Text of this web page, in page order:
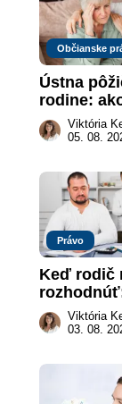
Občianske
Ústna
rodine:
vymôcť
keď na
Viktória
05. 08.
Právo
Keď rodič
vôle
Viktória
03. 08.